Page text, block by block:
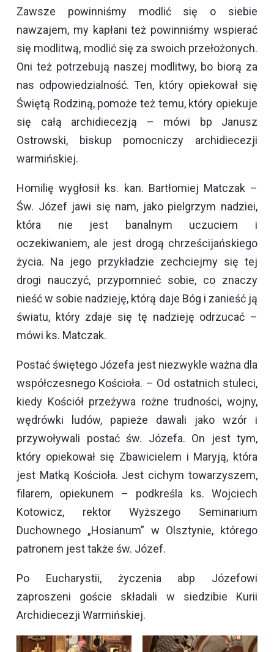
Zawsze powinniśmy modlić się o siebie
nawzajem, my kapłani też powinniśmy wspierać
się modlitwą, modlić się za swoich przełożonych.
Oni też potrzebują naszej modlitwy, bo biorą za
nas odpowiedzialność. Ten, który opiekował się
Świętą Rodziną, pomoże też temu, który opiekuje
się całą archidiecezją – mówi bp Janusz
Ostrowski, biskup pomocniczy archidiecezji
warmińskiej.
Homilię wygłosił ks. kan. Bartłomiej Matczak –
Św. Józef jawi się nam, jako pielgrzym nadziei,
która nie jest banalnym uczuciem i
oczekiwaniem, ale jest drogą chrześcijańskiego
życia. Na jego przykładzie zechciejmy się tej
drogi nauczyć, przypomnieć sobie, co znaczy
nieść w sobie nadzieję, którą daje Bóg i zanieść ją
światu, który zdaje się tę nadzieję odrzucać –
mówi ks. Matczak.
Postać świętego Józefa jest niezwykle ważna dla
współczesnego Kościoła. – Od ostatnich stuleci,
kiedy Kościół przeżywa rożne trudności, wojny,
wędrówki ludów, papieże dawali jako wzór i
przywoływali postać św. Józefa. On jest tym,
który opiekował się Zbawicielem i Maryją, która
jest Matką Kościoła. Jest cichym towarzyszem,
filarem, opiekunem – podkreśla ks. Wojciech
Kotowicz, rektor Wyższego Seminarium
Duchownego „Hosianum” w Olsztynie, którego
patronem jest także św. Józef.
Po Eucharystii, życzenia abp Józefowi
zaproszeni goście składali w siedzibie Kurii
Archidiecezji Warmińskiej.